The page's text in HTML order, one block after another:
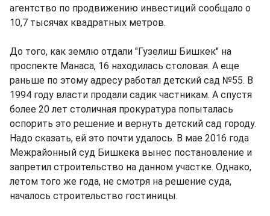
агентство по продвижению инвестиций сообщало о
10,7 тысячах квадратных метров.
До того, как землю отдали "Гузелиш Бишкек" на
проспекте Манаса, 16 находилась столовая. А еще
раньше по этому адресу работал детский сад №55. В
1994 году власти продали садик частникам. А спустя
более 20 лет столичная прокуратура попыталась
оспорить это решение и вернуть детский сад городу.
Надо сказать, ей это почти удалось. В мае 2016 года
Межрайонный суд Бишкека вынес постановление и
запретил строительство на данном участке. Однако,
летом того же года, не смотря на решение суда,
началось строительство гостиницы.